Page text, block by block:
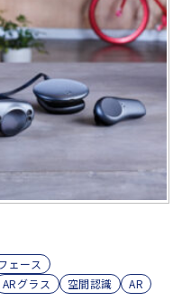
ェース
ARグラス 空間認識 AR